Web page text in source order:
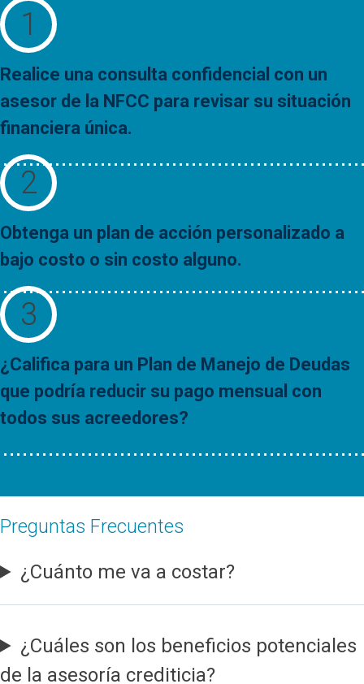
Realice una consulta confidencial con un
asesor de la NFCC para revisar su situación
financiera única.
Obtenga un plan de acción personalizado a
bajo costo o sin costo alguno.
¿Califica para un Plan de Manejo de Deudas
que podría reducir su pago mensual con
todos sus acreedores?
Preguntas Frecuentes
¿Cuánto me va a costar?
¿Cuáles son los beneficios potenciales
de la asesoría crediticia?